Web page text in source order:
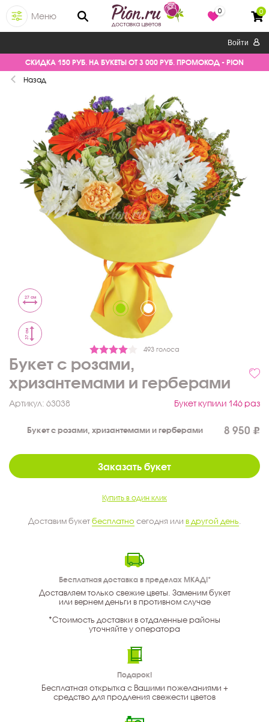
Меню
0 0
Войти
СКИДКА 150 РУБ. НА БУКЕТЫ ОТ 3 000 РУБ. ПРОМОКОД - PION
Назад
493 голоса
27 см
37 см
Букет с розами,
хризантемами и герберами
Артикул: 63038 Букет купили 146 раз
Букет с розами, хризантемами и герберами 8 950
Заказать букет
Купить в один клик
Доставим букетбесплатно сегодня или в другой день
Бесплатная доставка в пределах МКАД!*
Доставляем только свежие цветы. Заменим букет
или вернем деньги в противном случае
*Стоимость доставки в отдаленные районы
уточняйте у оператора
Подарок!
Бесплатная открытка с Вашими пожеланиями +
средство для продления свежести цветов